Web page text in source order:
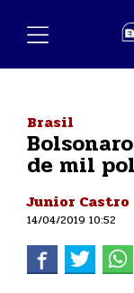
Brasil
de mil
Junior Castro
14/04/2019 10:52